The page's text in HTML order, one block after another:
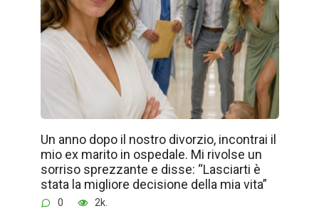
Un anno dopo il nostro divorzio, incontrai il
mio ex marito in ospedale. Mi rivolse un
sorriso sprezzante e disse: “Lasciarti è
stata la migliore decisione della mia vita”
0 2k.